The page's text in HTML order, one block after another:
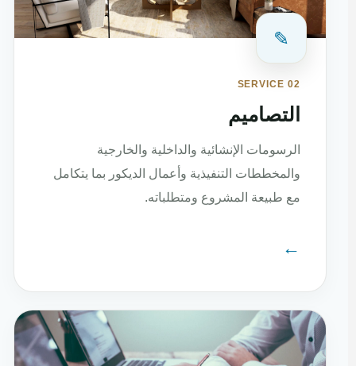
✎
SERVICE 02
التصاميم
الرسومات الإنشائية والداخلية والخارجية
والمخططات التنفيذية وأعمال الديكور بما يتكامل
مع طبيعة المشروع ومتطلباته.
←